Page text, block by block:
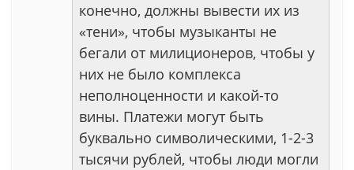
конечно, должны вывести их из
«тени», чтобы музыканты не
бегали от милиционеров, чтобы у
них не было комплекса
неполноценности и какой-то
вины. Платежи могут быть
буквально символическими, 1-2-3
тысячи рублей, чтобы люди могли